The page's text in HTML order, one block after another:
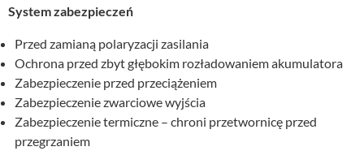
System zabezpieczeń
Przed zamianą polaryzacji zasilania
Ochrona przed zbyt głębokim rozładowaniem akumulatora
Zabezpieczenie przed przeciążeniem
Zabezpieczenie zwarciowe wyjścia
Zabezpieczenie termiczne – chroni przetwornicę przed
przegrzaniem